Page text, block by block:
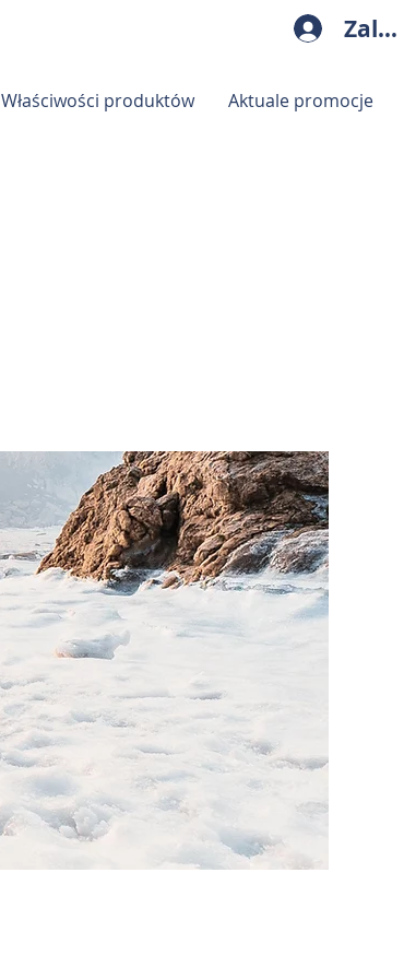
Właściwości produktów Aktuale promocje